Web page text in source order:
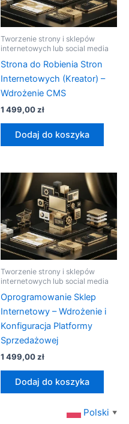
Tworzenie strony i sklepów
internetowych lub social media
Strona do Robienia Stron
Internetowych (Kreator) –
Wdrożenie CMS
1 499,00zł
Dodaj do koszyka
Tworzenie strony i sklepów
internetowych lub social media
Oprogramowanie Sklep
Internetowy – Wdrożenie i
Konfiguracja Platformy
Sprzedażowej
1 499,00zł
Dodaj do koszyka
Polski ▼